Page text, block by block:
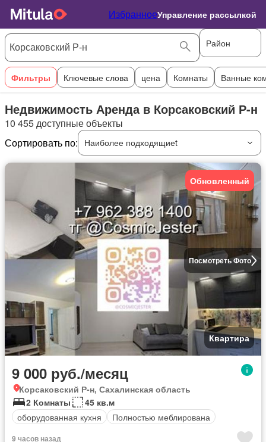
ИзбранноеУправление рассылкой
Район
Фильтры Ключевые слова цена Комнаты Ванные
Недвижимость Аренда в Корсаковский Р-н
10 455 доступные объекты
Сортировать по:
Наиболее подходящиеt
Посмотреть Фото
Обновленный
Квартира
9 000 руб./месяц
Корсаковский Р-н, Сахалинская область
2 Комнаты
45 кв.м
оборудованная кухня
Полностью меблирована
9 часов назад